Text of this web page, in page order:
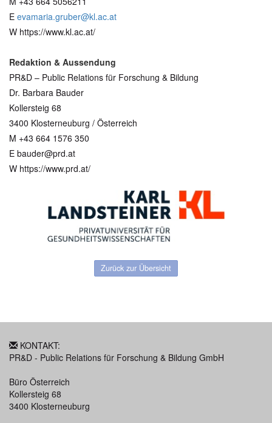
E evamaria.gruber@kl.ac.at
W https://www.kl.ac.at/
Redaktion & Aussendung
PR&D – Public Relations für Forschung & Bildung
Dr. Barbara Bauder
Kollersteig 68
3400 Klosterneuburg / Österreich
M +43 664 1576 350
E bauder@prd.at
W https://www.prd.at/
Zurück zur Übersicht
KONTAKT:
PR&D - Public Relations für Forschung & Bildung GmbH
Büro Österreich
Kollersteig 68
3400 Klosterneuburg